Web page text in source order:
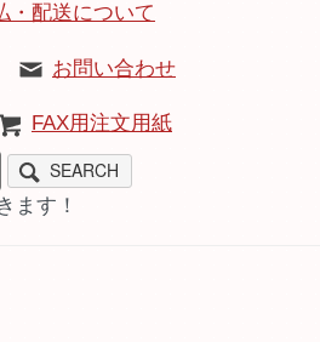
・配送について
お問い合わせ
FAX用注文用紙
SEARCH
ます！